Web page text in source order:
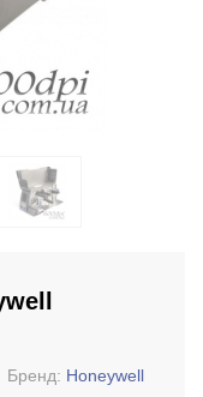
Бренд: Honeywell